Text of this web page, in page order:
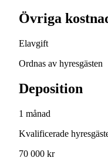
Övriga
Elavgift
Ordnas av hyresgästen
Deposition
1 månad
Kvalificerade
70 000 kr